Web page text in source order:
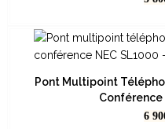
Pont Multipoint
Conférence
Prix
6